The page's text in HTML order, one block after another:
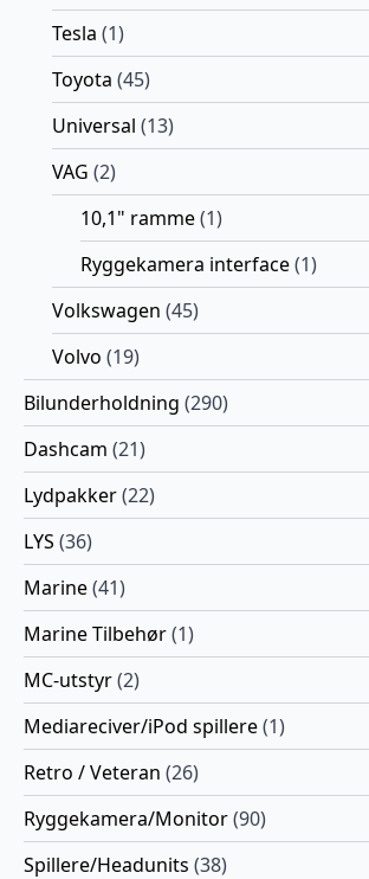
Tesla (1)
Toyota (45)
Universal (13)
VAG (2)
10,1" ramme(1)
Ryggekamera interface(1)
Volkswagen (45)
Volvo (19)
Bilunderholdning (290)
Dashcam (21)
Lydpakker(22)
LYS (36)
Marine(41)
Marine Tilbehør(1)
MC-utstyr(2)
Mediareciver/iPod spillere(1)
Retro / Veteran (26)
Ryggekamera/Monitor(90)
Spillere/Headunits (38)